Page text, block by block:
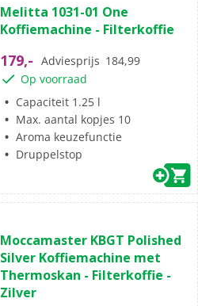
van
de
sterren.
59
beoordelingen
Melitta 1031-01 One
Koffiemachine - Filterkoffie
179,- Adviesprijs 184,99
Op voorraad
Capaciteit 1.25 l
Max. aantal kopjes 10
Aroma keuzefunctie
Druppelstop
van
de
5
sterren.
Moccamaster KBGT Polished
Silver Koffiemachine met
Thermoskan - Filterkoffie -
Zilver